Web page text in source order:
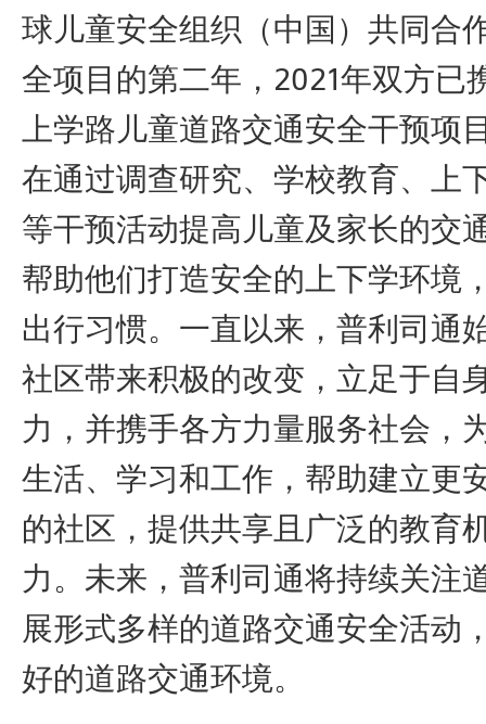
球儿童安全组织（中国）共同合
全项目的第二年，2021年双方已
上学路儿童道路交通安全干预项
在通过调查研究、学校教育、上
等干预活动提高儿童及家长的交
帮助他们打造安全的上下学环境
出行习惯。一直以来，普利司通
社区带来积极的改变，立足于自
力，并携手各方力量服务社会，
生活、学习和工作，帮助建立更
的社区，提供共享且广泛的教育
力。未来，普利司通将持续关注
展形式多样的道路交通安全活动
好的道路交通环境。